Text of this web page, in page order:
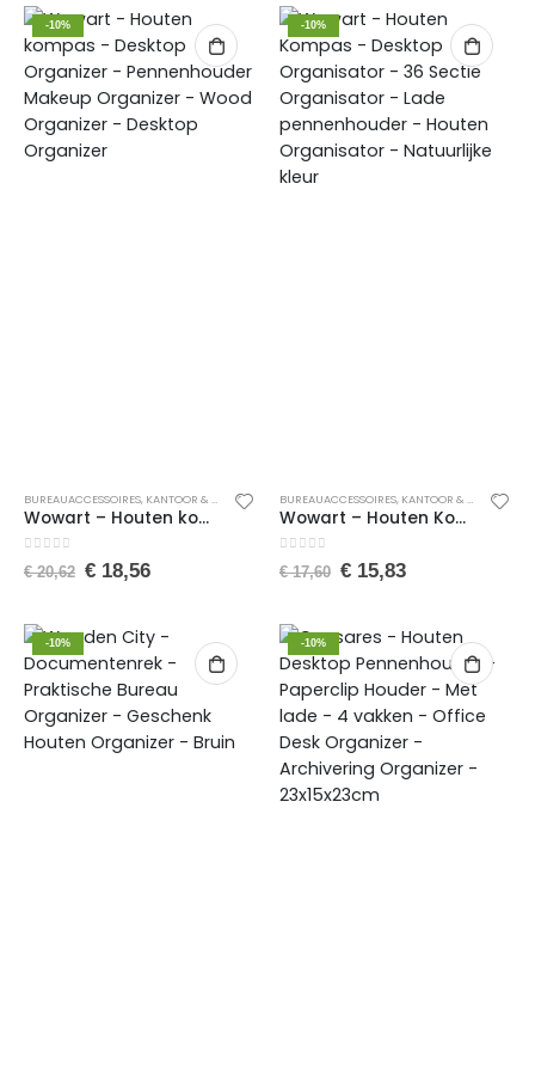
-10%
BUREAUACCESSOIRES, KANTOOR & SCHOOL PENNENBAKJES
Wowart – Houten kompas – Desktop Organizer – Pennenhouder Makeup Organizer – Wood Organizer – Desktop Organizer
0 van de 5
€20,62 €18,56
-10%
BUREAUACCESSOIRES, KANTOOR & SCHOOL
Wowart – Houten Kompas – Desktop Organisator – 36 Sectie Organisator – Lade pennenhouder – Houten Organisator – Natuurlijke kleur
0 van de 5
€17,60 €15,83
-10% -10%